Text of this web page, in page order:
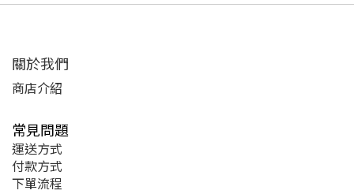
關於我們
商店介紹
常見問題
運送方式
付款方式
下單流程